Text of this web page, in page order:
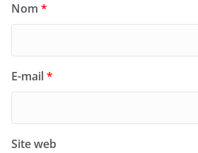
Nom *
E-mail*
Site web